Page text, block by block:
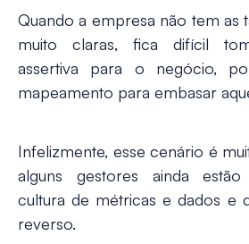
Quando a empresa não tem as
muito claras, fica difícil
assertiva para o negócio,
mapeamento para embasar
Infelizmente, esse cenário é
alguns gestores ainda estão
cultura de métricas e dados e
reverso.